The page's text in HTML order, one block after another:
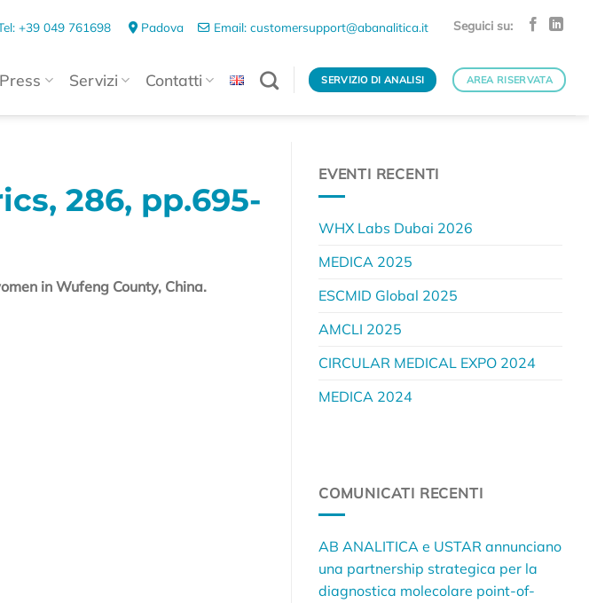
+39 049 761698 Padova Email: customersupport@abanalitica.it Seguici su:
Press Servizi Contatti SERVIZIO DI ANALISI AREA RISERVATA
286, pp.695-
in Wufeng County, China.
EVENTI RECENTI
WHX Labs Dubai 2026
MEDICA 2025
ESCMID Global 2025
AMCLI 2025
CIRCULAR MEDICAL EXPO 2024
MEDICA 2024
COMUNICATI RECENTI
AB ANALITICA e USTAR annunciano
una partnership strategica per la
diagnostica molecolare point-of-